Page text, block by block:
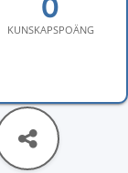
KUNSKAPSPOÄNG